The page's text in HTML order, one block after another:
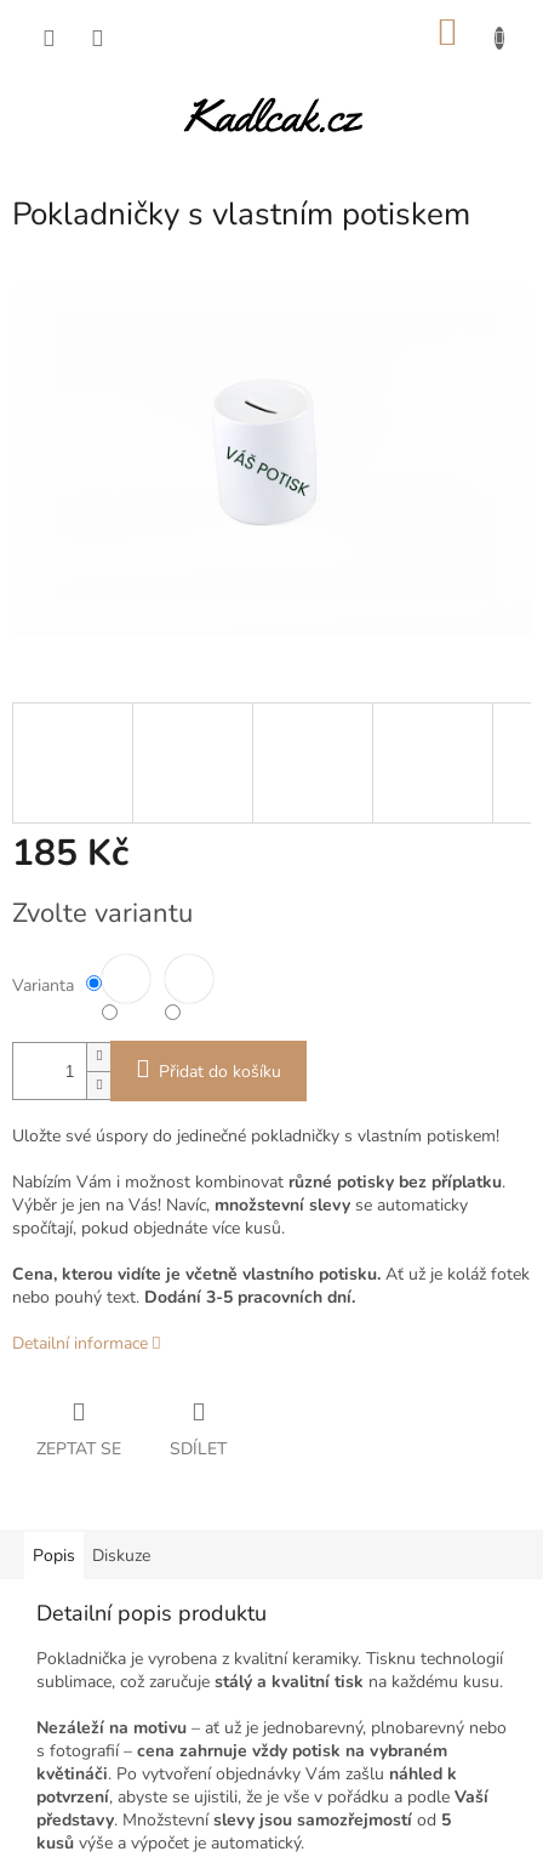
Pokladničky s vlastním potiskem
185 Kč
cena:
Zvolte variantu
Varianta
Přidat do košíku
Uložte své úspory do jedinečné pokladničky s vlastním potiskem!
Nabízím Vám i možnost kombinovat různé potisky bez příplatku.
Výběr je jen na Vás! Navíc, množstevní slevy se automaticky
spočítají, pokud objednáte více kusů.
Cena, kterou vidíte je včetně vlastního potisku. Ať už je koláž fotek
nebo pouhý text. Dodání 3-5 pracovních dní.
Detailní informace
ZEPTAT SE SDÍLET
Popis Diskuze
Detailní popis produktu
Pokladnička je vyrobena z kvalitní keramiky. Tisknu technologií
sublimace, což zaručuje stálý a kvalitní tisk na každému kusu.
Nezáleží na motivu – ať už je jednobarevný, plnobarevný nebo
s fotografií – cena zahrnuje vždy potisk na vybraném
květináči. Po vytvoření objednávky Vám zašlu náhled k
potvrzení, abyste se ujistili, že je vše v pořádku a podle Vaší
představy. Množstevníslevy jsou samozřejmostí od 5
kusů výše a výpočet je automatický.